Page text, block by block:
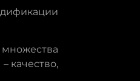
качество,